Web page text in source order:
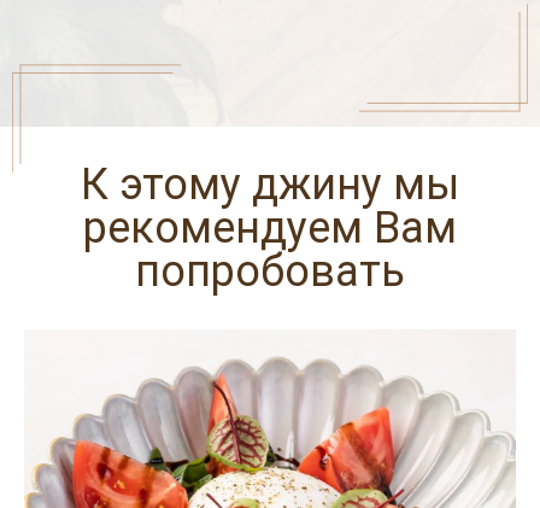
К этому джину мы
рекомендуем Вам
попробовать